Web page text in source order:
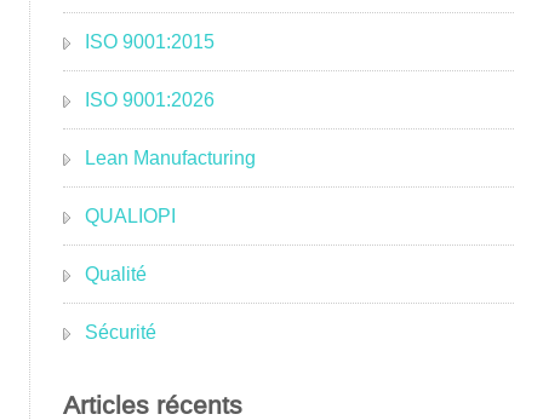
ISO 9001:2015
ISO 9001:2026
Lean Manufacturing
QUALIOPI
Qualité
Sécurité
Articles récents